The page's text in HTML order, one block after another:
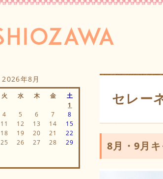
セレー
8月・9月
2026年8月
火 水 木 金 土
1
4 5 6 7
8
11 12 13 14
15
18 19 20 21
22
25 26 27 28
29